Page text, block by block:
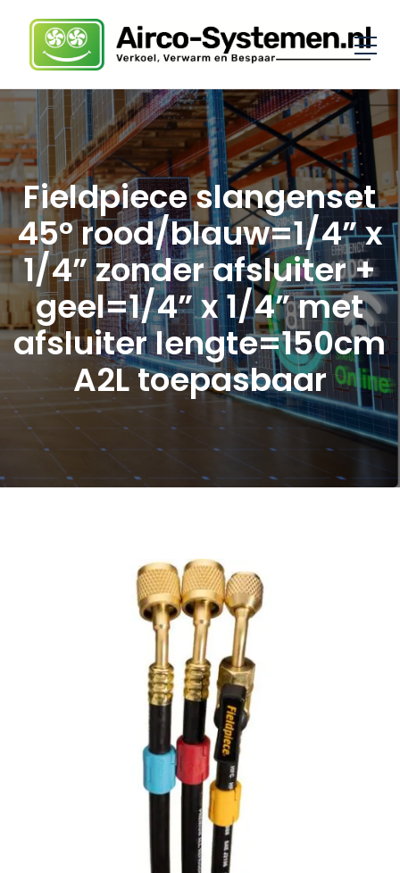
Fieldpiece slangenset
45° rood/blauw=1/4” x
1/4” zonder afsluiter +
geel=1/4” x 1/4” met
afsluiter lengte=150cm
A2L toepasbaar